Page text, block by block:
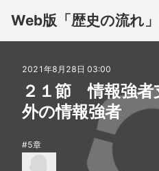
Web版「歴史の流れ
2
2021年8月28日 03:00
２１節 情報強者
外の情報強者
5章